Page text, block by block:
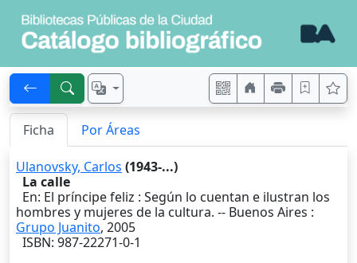
Ficha Por Áreas
Ulanovsky, Carlos (1943-...)
La calle
En: El príncipe feliz : Según lo cuentan e ilustran los
hombres y mujeres de la cultura. -- Buenos Aires :
Grupo Juanito, 2005
ISBN: 987-22271-0-1